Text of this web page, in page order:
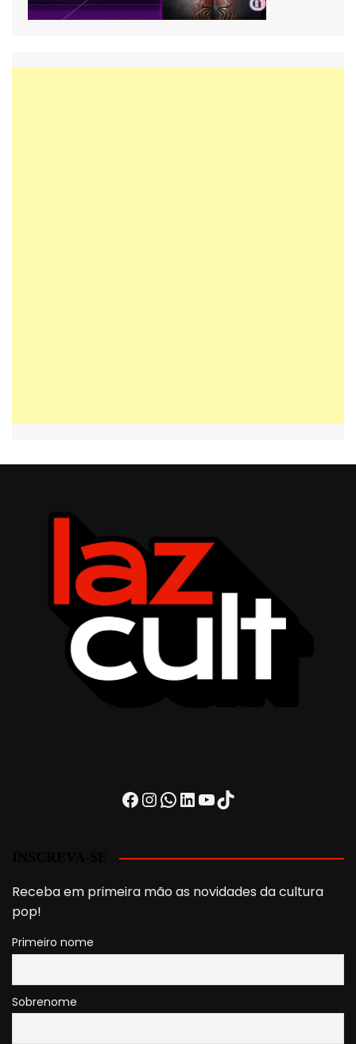
Facebook
Instagram
WhatsApp
LinkedIn
Youtube
TikTok
Receba em primeira mão as novidades da cultura
pop!
Primeiro nome
Sobrenome